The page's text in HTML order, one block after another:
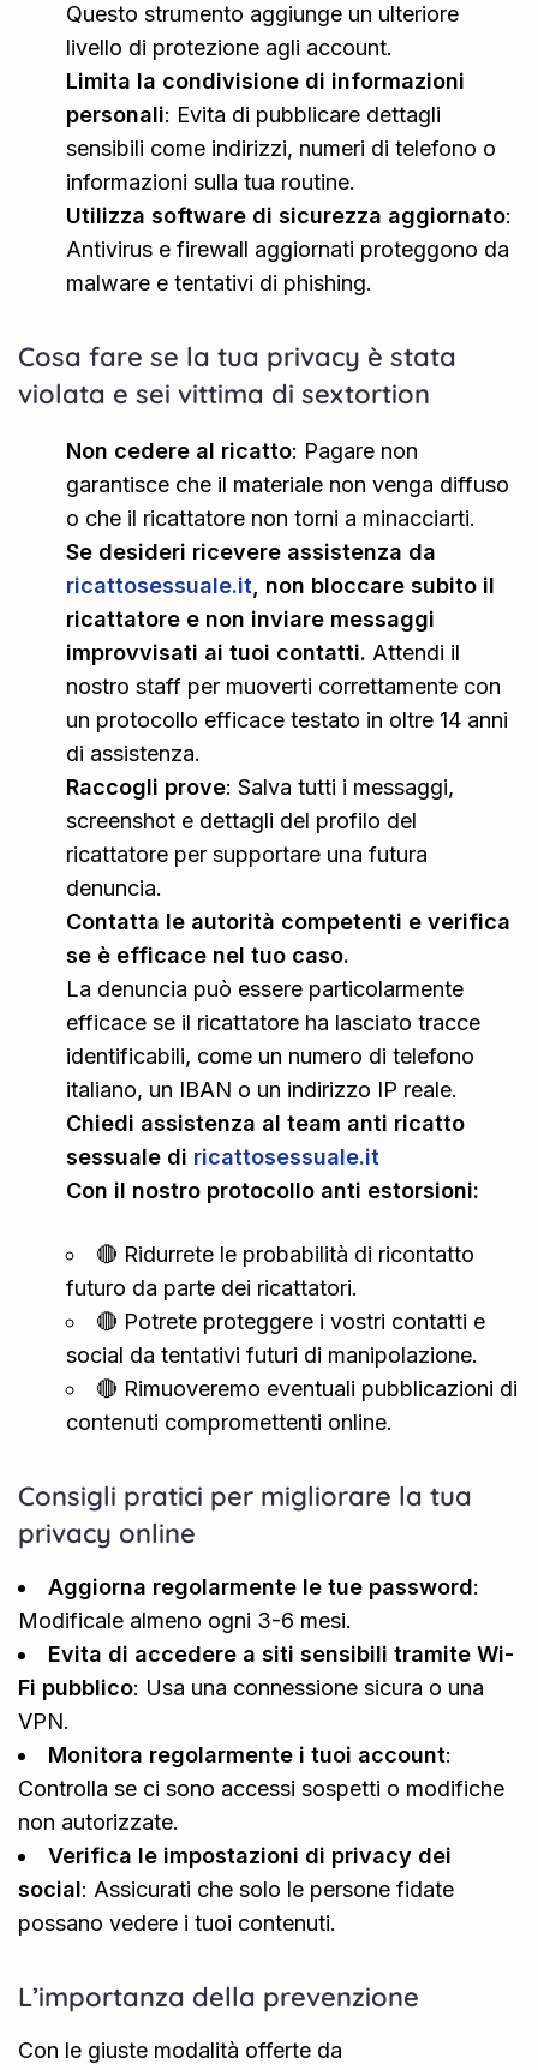
Questo strumento aggiunge un ulteriore
livello di protezione agli account.
Limita la condivisione di informazioni
personali: Evita di pubblicare dettagli
sensibili come indirizzi, numeri di telefono o
informazioni sulla tua routine.
Utilizza software di sicurezza aggiornato:
Antivirus e firewall aggiornati proteggono da
malware e tentativi di phishing.
Cosa fare se la tua privacy è stata
violata e sei vittima di sextortion
Non cedere al ricatto: Pagare non
garantisce che il materiale non venga diffuso
o che il ricattatore non torni a minacciarti.
Se desideri ricevere assistenza da
ricattosessuale.it, non bloccare subito il
ricattatore e non inviare messaggi
improvvisati ai tuoi contatti. Attendi il
nostro staff per muoverti correttamente con
un protocollo efficace testato in oltre 14 anni
di assistenza.
Raccogli prove: Salva tutti i messaggi,
screenshot e dettagli del profilo del
ricattatore per supportare una futura
denuncia.
Contatta le autorità competenti e verifica
se è efficace nel tuo caso.
La denuncia può essere particolarmente
efficace se il ricattatore ha lasciato tracce
identificabili, come un numero di telefono
italiano, un IBAN o un indirizzo IP reale.
Chiedi assistenza al team anti ricatto
sessuale di ricattosessuale.it
Con il nostro protocollo anti estorsioni:
🔴 Ridurrete le probabilità di ricontatto
futuro da parte dei ricattatori.
🔴 Potrete proteggere i vostri contatti e
social da tentativi futuri di manipolazione.
🔴 Rimuoveremo eventuali pubblicazioni di
contenuti compromettenti online.
Consigli pratici per migliorare la tua
privacy online
Aggiorna regolarmente le tue password:
Modificale almeno ogni 3-6 mesi.
Evita di accedere a siti sensibili tramite Wi-
Fi pubblico: Usa una connessione sicura o una
VPN.
Monitora regolarmente i tuoi account:
Controlla se ci sono accessi sospetti o modifiche
non autorizzate.
Verifica le impostazioni di privacy dei
social: Assicurati che solo le persone fidate
possano vedere i tuoi contenuti.
L’importanza della prevenzione
Con le giuste modalità offerte da